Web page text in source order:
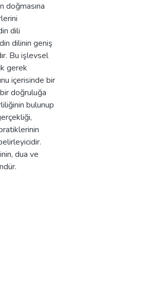
doğmasına
dili
dilinin geniş
Bu işlevsel
gerek
içerisinde bir
doğruluğa
bulunup
dua ve